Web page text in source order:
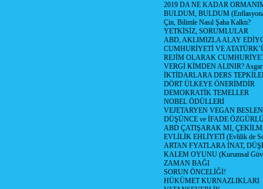
2019 DA NE KADAR
BULDUM, BULDUM
Çin, Bilimle Nasıl Şaha Kalktı?
YETKİSİZ, SORUMLULAR
ABD, AKLIMIZLA ALAY
CUMHURİYETİ VE
REJİM OLARAK
VERGİ KİMDEN ALINIR?
İKTİDARLARA DERS
DÖRT ÜLKEYE ÖNERİMDİR
DEMOKRATİK TEMELLER
NOBEL ÖDÜLLERİ
VEJETARYEN VEGAN
DÜŞÜNCE ve İFADE
ABD ÇATIŞARAK MI,
EVLİLİK EHLİYETİ (Evlilik de
ARTAN FYATLARA İNAT,
KALEM OYUNU (Kurumsal
ZAMAN BAĞI
SORUN ÖNCELİĞİ!
HÜKÜMET KURNAZLIKLARI